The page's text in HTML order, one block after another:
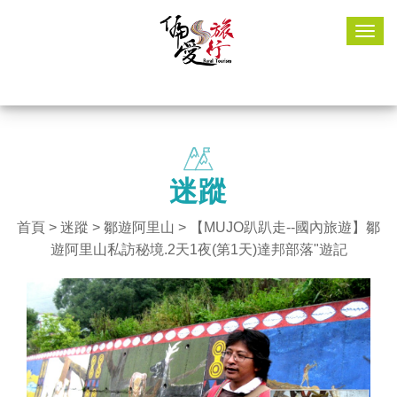
迷蹤
首頁 > 迷蹤 > 鄒遊阿里山 > 【MUJO趴趴走--國內旅遊】鄒
遊阿里山私訪秘境.2天1夜(第1天)達邦部落"遊記